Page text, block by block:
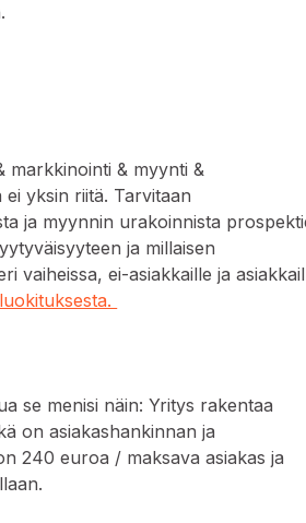
markkinointi & myynti &
yksin riitä. Tarvitaan
ja myynnin urakoinnista
ja millaisen
vaiheissa, ei-asiakkaille ja
se menisi näin: Yritys rakentaa
on asiakashankinnan ja
240 euroa / maksava asiakas ja